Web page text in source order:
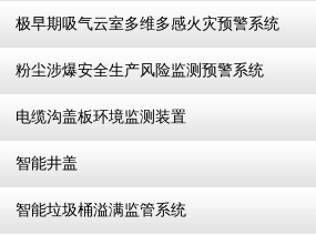
极早期吸气云室多维多感火灾预警系统
粉尘涉爆安全生产风险监测预警系统
电缆沟盖板环境监测装置
智能井盖
智能垃圾桶溢满监管系统